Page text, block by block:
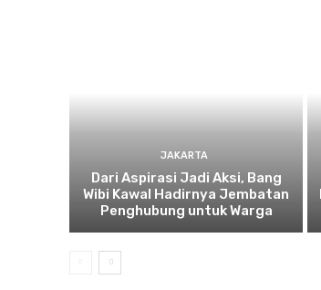
JAKARTA
Dari Aspirasi Jadi Aksi, Bang
Wibi Kawal Hadirnya Jembatan
Penghubung untuk Warga